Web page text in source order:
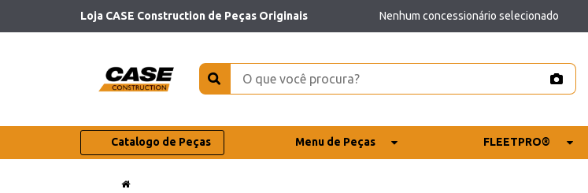
Loja CASE Construction de Peças Originais Nenhum concessionário selecionado
Catalogo de Peças Menu de Peças FLEETPRO®